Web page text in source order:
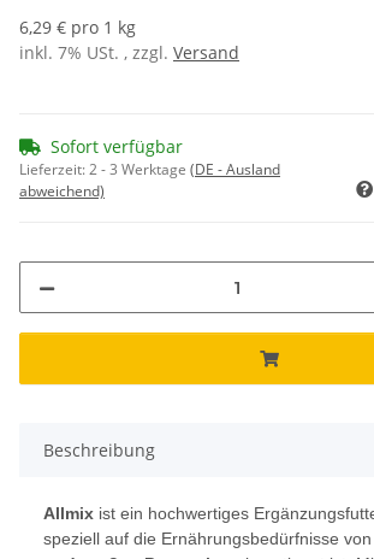
6,29 € pro 1 kg
inkl. 7% USt. , zzgl. Versand
Sofort verfügbar
Lieferzeit:2 - 3 Werktage (DE - Ausland
abweichend)
Beschreibung
Allmix ist ein hochwertiges
speziell auf die Ernährungsbedürfnisse von